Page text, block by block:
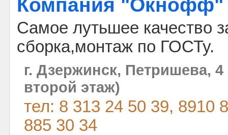
Компания "Окнофф"
Самое лутьшее качество
сборка,монтаж по ГОСТу.
г. Дзержинск, Петришева,
второй этаж)
тел: 8 313 24 50 39, 8910
885 30 34